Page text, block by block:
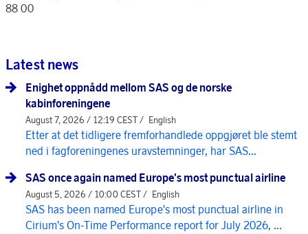
88 00
Latest news
Enighet oppnådd mellom SAS og de norske
kabinforeningene
August 7, 2026 / 12:19 CEST / English
Etter at det tidligere fremforhandlede oppgjøret ble stemt
ned i fagforeningenes uravstemninger, har SAS...
SAS once again named Europe's most punctual airline
August 5, 2026 / 10:00 CEST / English
SAS has been named Europe's most punctual airline in
Cirium's On-Time Performance report for July 2026, ...